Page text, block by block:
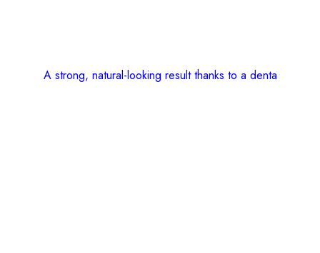
A strong, natural-looking result thanks to a denta